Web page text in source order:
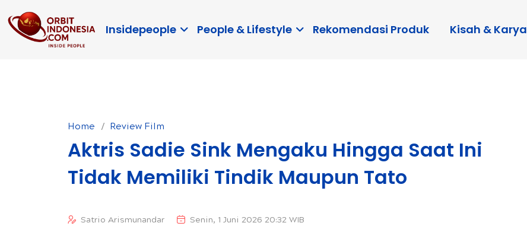
Insidepeople People & Lifestyle Rekomendasi Produk Kisah & Karya
Home Review Film
Aktris Sadie Sink Mengaku Hingga Saat Ini
Tidak Memiliki Tindik Maupun Tato
Satrio Arismunandar Senin, 1 Juni 2026 20:32 WIB